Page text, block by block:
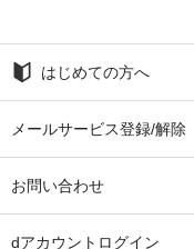
はじめての方へ
メールサービス登録/解除
お問い合わせ
dアカウントログイン